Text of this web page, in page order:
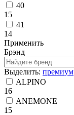
40
15
41
14
Применить
Брэнд
Выделить: премиум
ALPINO
16
ANEMONE
15